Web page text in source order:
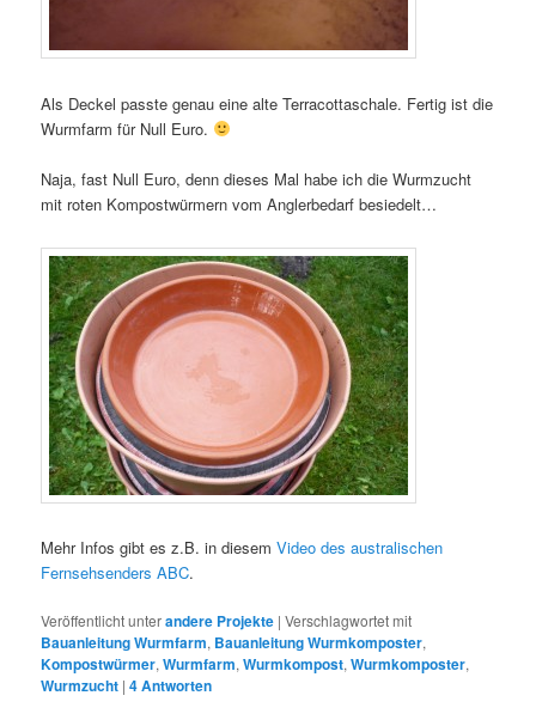
Als Deckel passte genau eine alte Terracottaschale. Fertig ist die
Wurmfarm für Null Euro.
Naja, fast Null Euro, denn dieses Mal habe ich die Wurmzucht
mit roten Kompostwürmern vom Anglerbedarf besiedelt…
Mehr Infos gibt es z.B. in diesemVideo des australischen
Fernsehsenders ABC.
Veröffentlicht unterandere Projekte |Verschlagwortet mit
Bauanleitung Wurmfarm, Bauanleitung Wurmkomposter,
Kompostwürmer,Wurmfarm,Wurmkompost,Wurmkomposter,
Wurmzucht |4Antworten